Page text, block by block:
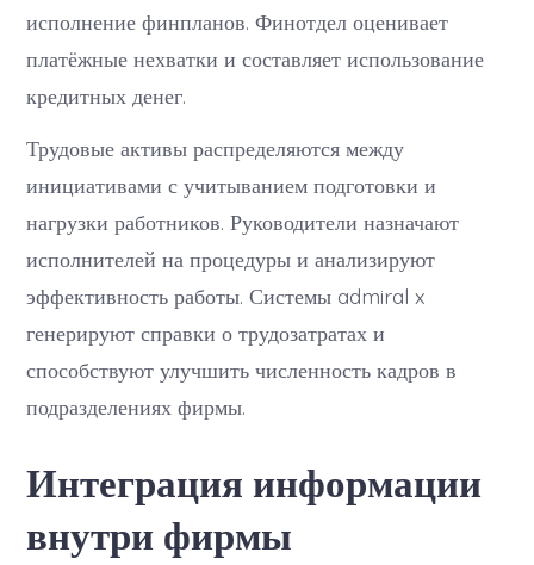
исполнение финпланов. Финотдел оценивает
платёжные нехватки и составляет использование
кредитных денег.
Трудовые активы распределяются между
инициативами с учитыванием подготовки и
нагрузки работников. Руководители назначают
исполнителей на процедуры и анализируют
эффективность работы. Системы admiral x
генерируют справки о трудозатратах и
способствуют улучшить численность кадров в
подразделениях фирмы.
Интеграция информации
внутри фирмы